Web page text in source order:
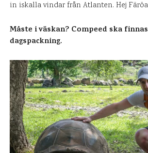
in iskalla vindar från Atlanten. Hej
Måste i väskan? Compeed ska
dagspackning.